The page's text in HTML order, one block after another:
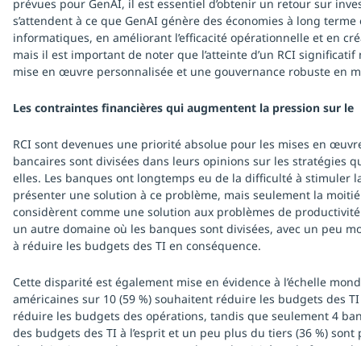
prévues pour GenAI, il est essentiel d’obtenir un retour sur
s’attendent à ce que GenAI génère des économies à long
informatiques, en améliorant l’efficacité opérationnelle et en
mais il est important de noter que l’atteinte d’un RCI
mise en œuvre personnalisée et une gouvernance robuste en
Les contraintes financières qui augmentent la pression sur le
RCI sont devenues une priorité absolue pour les mises en
bancaires sont divisées dans leurs opinions sur les stratégies
elles. Les banques ont longtemps eu de la difficulté à stimuler
présenter une solution à ce problème, mais seulement la
considèrent comme une solution aux problèmes de
un autre domaine où les banques sont divisées, avec un peu
à réduire les budgets des TI en conséquence.
Cette disparité est également mise en évidence à l’échelle
américaines sur 10 (59 %) souhaitent réduire les budgets des
réduire les budgets des opérations, tandis que seulement 4
des budgets des TI à l’esprit et un peu plus du tiers (36 %)